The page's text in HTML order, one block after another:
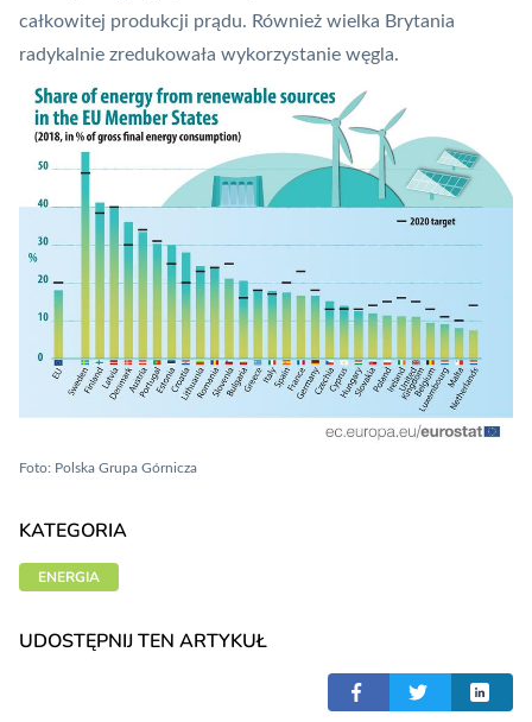
całkowitej produkcji prądu. Również wielka Brytania
radykalnie zredukowała wykorzystanie węgla.
Foto: Polska Grupa Górnicza
KATEGORIA
ENERGIA
UDOSTĘPNIJ TEN ARTYKUŁ